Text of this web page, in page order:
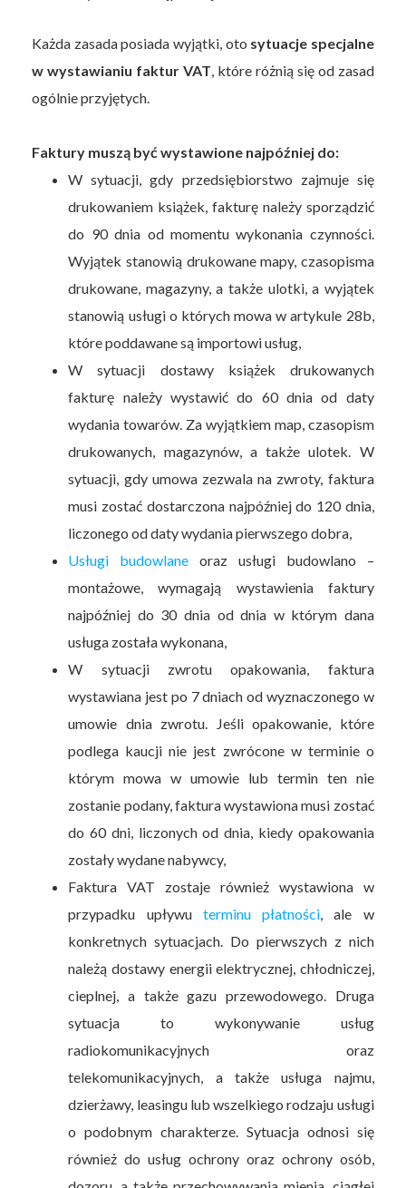
Każda zasada posiada wyjątki, oto sytuacje specjalne
w wystawianiu faktur VAT , które różnią się od zasad
ogólnie przyjętych.
Faktury muszą być wystawione najpóźniej do:
W sytuacji, gdy przedsiębiorstwo zajmuje się
drukowaniem książek, fakturę należy sporządzić
do 90 dnia od momentu wykonania czynności.
Wyjątek stanowią drukowane mapy, czasopisma
drukowane, magazyny, a także ulotki, a wyjątek
stanowią usługi o których mowa w artykule 28b,
które poddawane są importowi usług,
W sytuacji dostawy książek drukowanych
fakturę należy wystawić do 60 dnia od daty
wydania towarów. Za wyjątkiem map, czasopism
drukowanych, magazynów, a także ulotek. W
sytuacji, gdy umowa zezwala na zwroty, faktura
musi zostać dostarczona najpóźniej do 120 dnia,
liczonego od daty wydania pierwszego dobra,
Usługi budowlane oraz usługi budowlano –
montażowe, wymagają wystawienia faktury
najpóźniej do 30 dnia od dnia w którym dana
usługa została wykonana,
W sytuacji zwrotu opakowania, faktura
wystawiana jest po 7 dniach od wyznaczonego w
umowie dnia zwrotu. Jeśli opakowanie, które
podlega kaucji nie jest zwrócone w terminie o
którym mowa w umowie lub termin ten nie
zostanie podany, faktura wystawiona musi zostać
do 60 dni, liczonych od dnia, kiedy opakowania
zostały wydane nabywcy,
Faktura VAT zostaje również wystawiona w
przypadku upływu terminu płatności , ale w
konkretnych sytuacjach. Do pierwszych z nich
należą dostawy energii elektrycznej, chłodniczej,
cieplnej, a także gazu przewodowego. Druga
sytuacja to wykonywanie usług
radiokomunikacyjnych oraz
telekomunikacyjnych, a także usługa najmu,
dzierżawy, leasingu lub wszelkiego rodzaju usługi
o podobnym charakterze. Sytuacja odnosi się
również do usług ochrony oraz ochrony osób,